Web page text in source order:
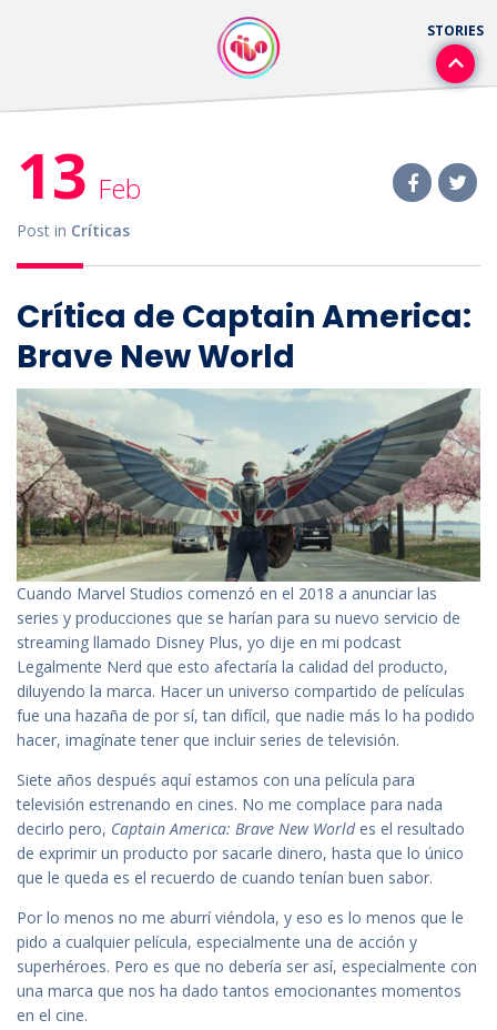
13 Feb
Post in Críticas
Crítica de Captain America:
Brave New World
Cuando Marvel Studios comenzó en el 2018 a anunciar las
series y producciones que se harían para su nuevo servicio de
streaming llamado Disney Plus, yo dije en mi podcast
Legalmente Nerd que esto afectaría la calidad del producto,
diluyendo la marca. Hacer un universo compartido de películas
fue una hazaña de por sí, tan difícil, que nadie más lo ha podido
hacer, imagínate tener que incluir series de televisión.
Siete años después aquí estamos con una película para
televisión estrenando en cines. No me complace para nada
decirlo pero, Captain America: Brave New Worldes el resultado
de exprimir un producto por sacarle dinero, hasta que lo único
que le queda es el recuerdo de cuando tenían buen sabor.
Por lo menos no me aburrí viéndola, y eso es lo menos que le
pido a cualquier película, especialmente una de acción y
superhéroes. Pero es que no debería ser así, especialmente con
una marca que nos ha dado tantos emocionantes momentos
en el cine.